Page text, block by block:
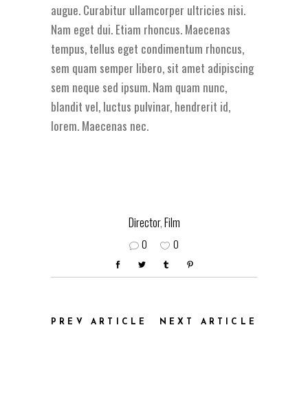
augue. Curabitur ullamcorper ultricies nisi.
Nam eget dui. Etiam rhoncus. Maecenas
tempus, tellus eget condimentum rhoncus,
sem quam semper libero, sit amet adipiscing
sem neque sed ipsum. Nam quam nunc,
blandit vel, luctus pulvinar, hendrerit id,
lorem. Maecenas nec.
Director,Film
0 0
PREV ARTICLE NEXT ARTICLE